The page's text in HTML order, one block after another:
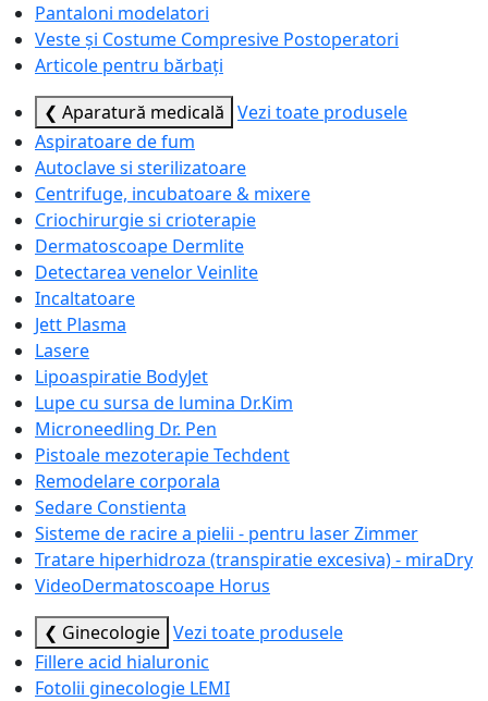
Pantaloni modelatori
Veste și Costume Compresive Postoperatori
Articole pentru bărbați
❮ Aparatură medicală Vezi toate produsele
Aspiratoare de fum
Autoclave si sterilizatoare
Centrifuge, incubatoare & mixere
Criochirurgie si crioterapie
Dermatoscoape Dermlite
Detectarea venelor Veinlite
Incaltatoare
Jett Plasma
Lasere
Lipoaspiratie BodyJet
Lupe cu sursa de lumina Dr.Kim
Microneedling Dr. Pen
Pistoale mezoterapie Techdent
Remodelare corporala
Sedare Constienta
Sisteme de racire a pielii - pentru laser Zimmer
Tratare hiperhidroza (transpiratie excesiva) - miraDry
VideoDermatoscoape Horus
❮ Ginecologie Vezi toate produsele
Fillere acid hialuronic
Fotolii ginecologie LEMI